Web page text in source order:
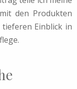
den Produkten
Einblick in